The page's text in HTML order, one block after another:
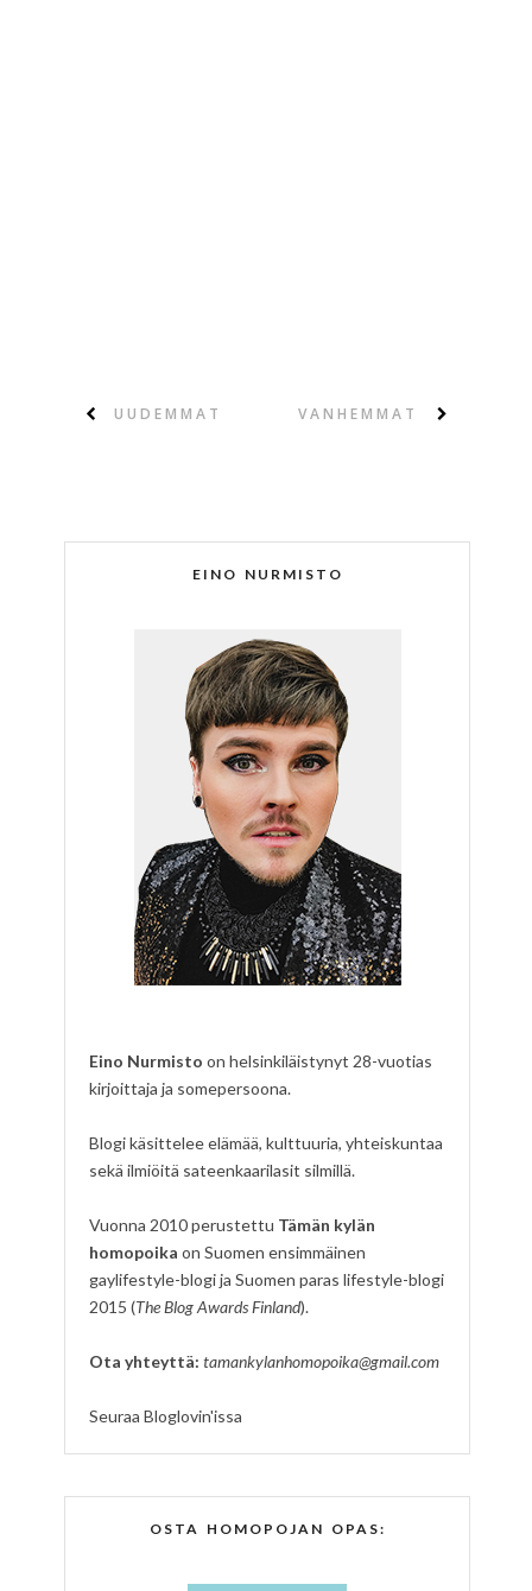
UUDEMMAT VANHEMMAT
EINO NURMISTO
Eino Nurmisto on helsinkiläistynyt 28-vuotias
kirjoittaja ja somepersoona.
Blogi käsittelee elämää, kulttuuria, yhteiskuntaa
sekä ilmiöitä sateenkaarilasit silmillä.
Vuonna 2010 perustettu Tämän kylän
homopoika on Suomen ensimmäinen
gaylifestyle-blogi ja Suomen paras lifestyle-blogi
2015 (The Blog Awards Finland).
Ota yhteyttä: tamankylanhomopoika@gmail.com
Seuraa Bloglovin'issa
OSTA HOMOPOJAN OPAS: